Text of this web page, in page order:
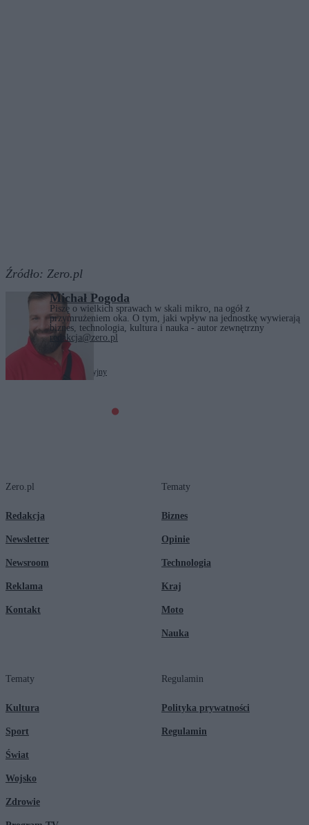
Źródło: Zero.pl
Michał Pogoda
Piszę o wielkich sprawach w skali mikro, na ogół z
przymrużeniem oka. O tym, jaki wpływ na jednostkę wywierają
biznes, technologia, kultura i nauka - autor zewnętrzny
redakcja@zero.pl
system kaucyjny
Zero.pl
Redakcja
Newsletter
Newsroom
Reklama
Kontakt
Tematy
Biznes
Opinie
Technologia
Kraj
Moto
Nauka
Tematy
Kultura
Sport
Świat
Wojsko
Zdrowie
Regulamin
Polityka prywatności
Regulamin